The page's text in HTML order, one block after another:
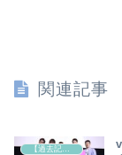
関連記事